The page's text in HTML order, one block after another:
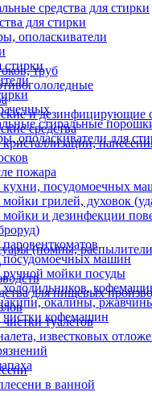
средства для стирки
для стирки
ополаскиватели
стиральные
ополаскиватели для
труб
и дезинфицирующие
средства
пожара
кухни, посудомоечных
мойки грилей, духовок
мойки и дезинфекции
посудомоечных машин
ручной мойки посуды
холодильников,
окалины,
чистки кофемашин
(помпы,
для пищевых
туалетов
известковых
в ванной